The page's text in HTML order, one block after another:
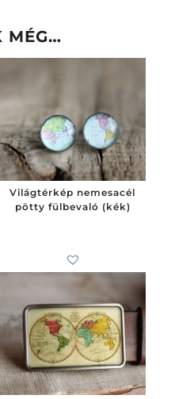
MÉG…
Világtérkép nemesacél
pötty fülbevaló (kék)